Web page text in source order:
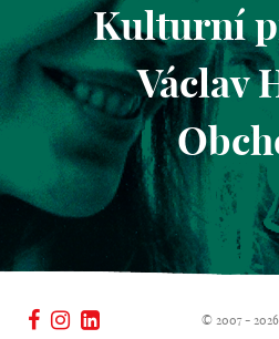
Kulturní
Václav
© 2007 -